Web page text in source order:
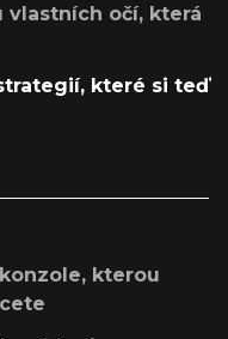
vlastních očí, která
které si teď
kterou